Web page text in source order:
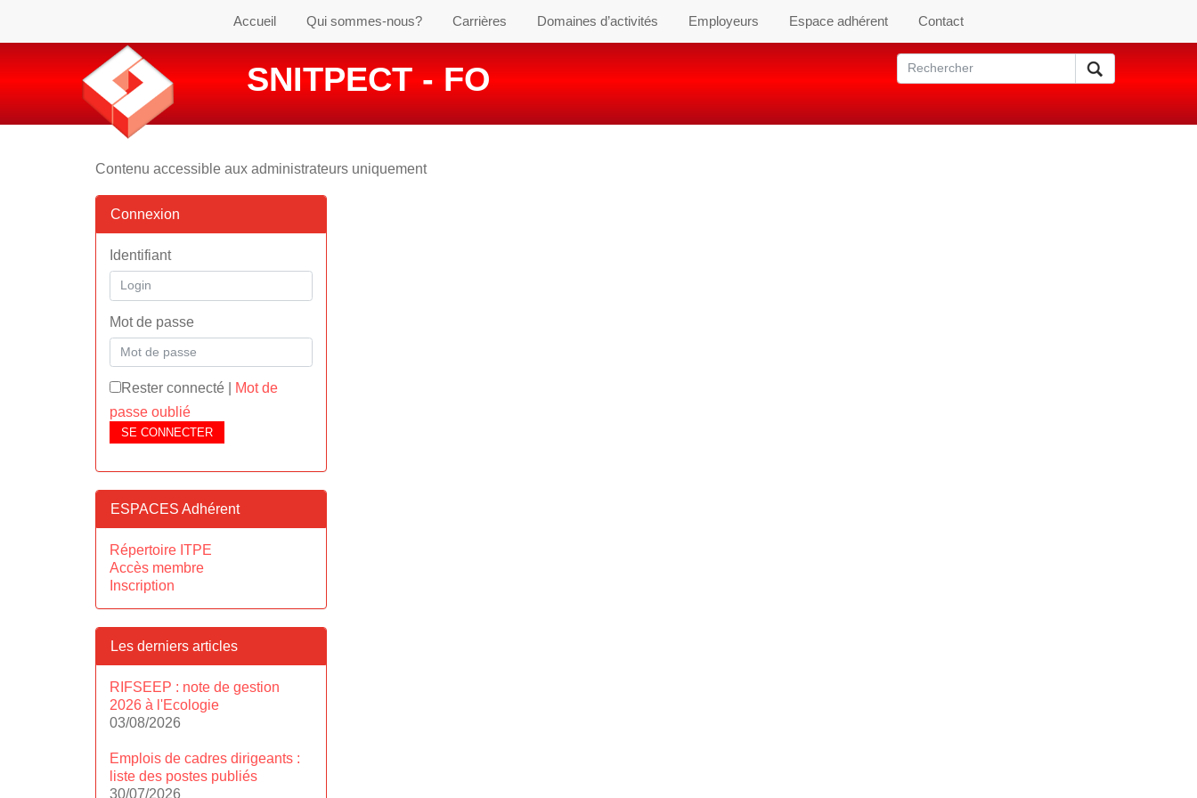
Accueil Qui sommes-nous? Carrières Domaines d’activités Employeurs Espace adhérent Contact
SNITPECT - FO
Contenu accessible aux administrateurs uniquement
Connexion
Identifiant
Mot de passe
Rester connecté
Mot de
passe oublié
SE CONNECTER
ESPACES Adhérent
Répertoire ITPE
Accès membre
Inscription
Les derniers articles
RIFSEEP : note de gestion
2026 à l'Ecologie
03/08/2026
Emplois de cadres dirigeants :
liste des postes publiés
30/07/2026